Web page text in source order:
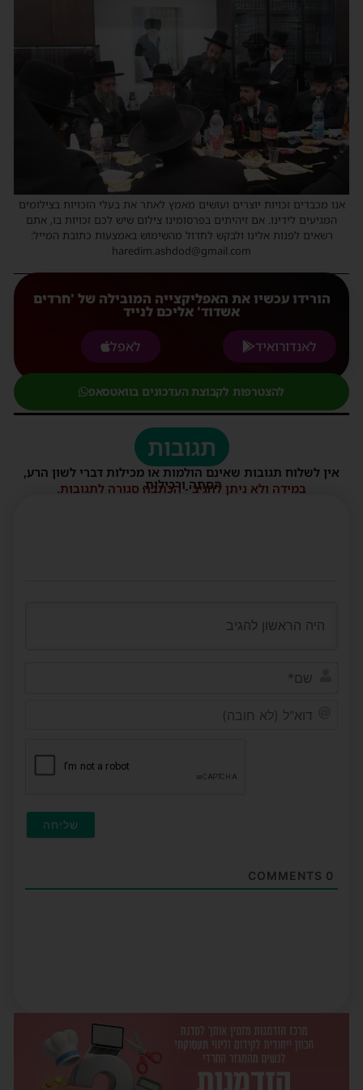
אנו מכבדים זכויות יוצרים ועושים מאמץ לאתר את בעלי הזכויות בצילומים
המגיעים לידינו. אם זיהיתים בפרסומינו צילום שיש לכם זכויות בו, אתם
רשאים לפנות אלינו ולבקש לחדול מהשימוש באמצעות כתובת המייל:
haredim.ashdod@gmail.com
הורידו עכשיו את האפליקצייה המובילה של 'חרדים
אשדוד' אליכם לנייד
לאנדורואיד
לאפל
להצטרפות לקבוצת העדכונים בוואטסאפ
תגובות
אין לשלוח תגובות שאינם הולמות או מכילות דברי לשון הרע,
הסתה ורכילות.
במידה ולא ניתן להגיב - הכתבה סגורה לתגובות.
0